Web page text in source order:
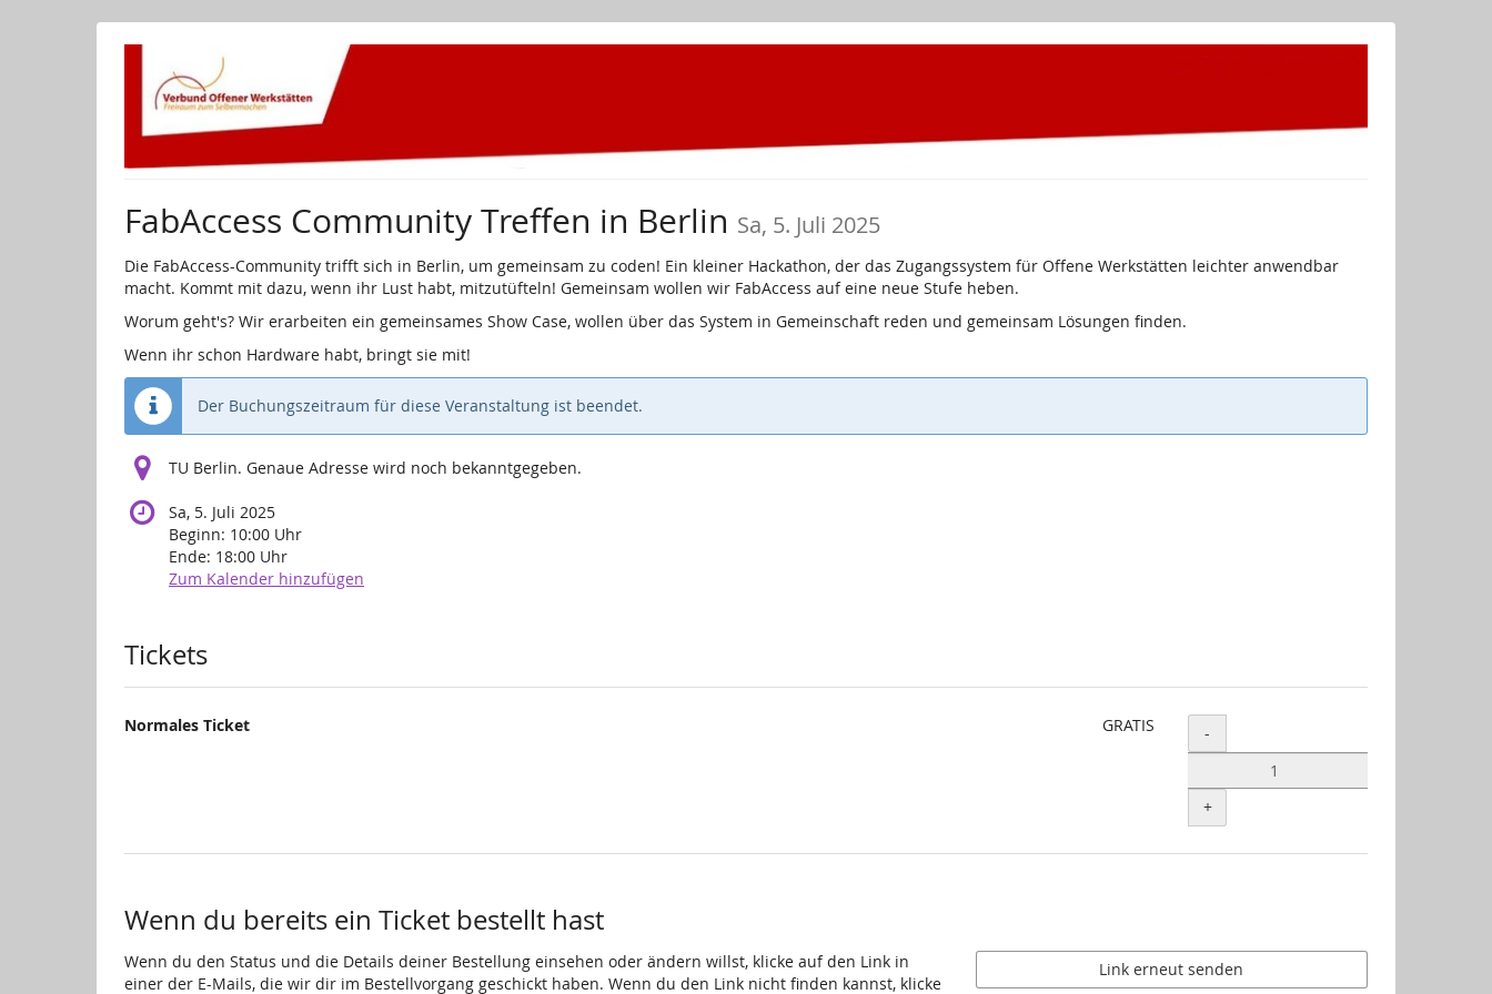
FabAccess Community Treffen in Berlin Sa, 5. Juli 2025
Die FabAccess-Community trifft sich in Berlin, um gemeinsam zu coden! Ein kleiner Hackathon, der das Zugangssystem für Offene Werkstätten leichter anwendbar
macht. Kommt mit dazu, wenn ihr Lust habt, mitzutüfteln! Gemeinsam wollen wir FabAccess auf eine neue Stufe heben.
Worum geht's? Wir erarbeiten ein gemeinsames Show Case, wollen über das System in Gemeinschaft reden und gemeinsam Lösungen finden.
Wenn ihr schon Hardware habt, bringt sie mit!
Der Buchungszeitraum für diese Veranstaltung ist beendet.
TU Berlin. Genaue Adresse wird noch bekanntgegeben.
Sa, 5. Juli 2025
Beginn: 10:00 Uhr
Ende: 18:00 Uhr
Zum Kalender hinzufügen
Produkte
Tickets
Normales Ticket GRATIS Menge
-
+
Wenn du bereits ein Ticket bestellt hast
Wenn du den Status und die Details deiner Bestellung einsehen oder ändern willst, klicke auf den Link in
einer der E-Mails, die wir dir im Bestellvorgang geschickt haben. Wenn du den Link nicht finden kannst, klicke
Link erneut senden